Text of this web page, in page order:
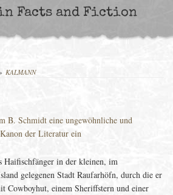
Facts and Fiction
KALMANN
B. Schmidt eine ungewöhnliche und
der Literatur ein
in der kleinen, im
gelegenen Stadt Raufarhöfn, durch die er
Cowboyhut, einem Sheriffstern und einer